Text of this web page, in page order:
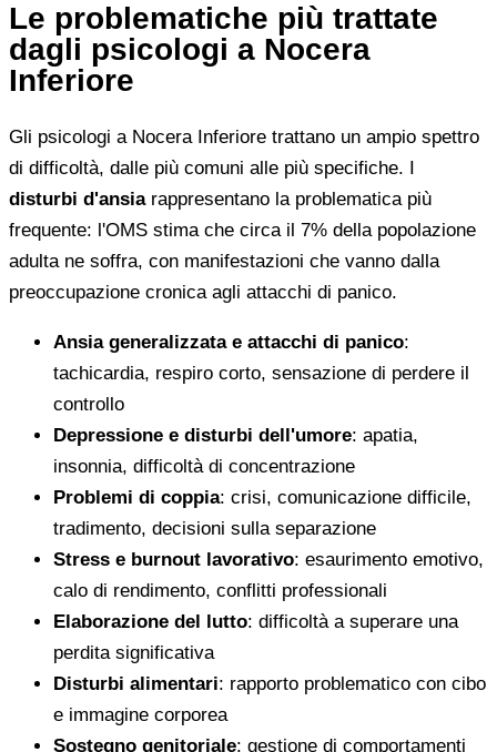
Le problematiche più trattate
dagli psicologi a Nocera
Inferiore
Gli psicologi a Nocera Inferiore trattano un ampio spettro
di difficoltà, dalle più comuni alle più specifiche. I
disturbi d'ansiarappresentano la problematica più
frequente: l'OMS stima che circa il 7% della popolazione
adulta ne soffra, con manifestazioni che vanno dalla
preoccupazione cronica agli attacchi di panico.
Ansia generalizzata e attacchi di panico:
tachicardia, respiro corto, sensazione di perdere il
controllo
Depressione e disturbi dell'umore: apatia,
insonnia, difficoltà di concentrazione
Problemi di coppia: crisi, comunicazione difficile,
tradimento, decisioni sulla separazione
Stress e burnout lavorativo: esaurimento emotivo,
calo di rendimento, conflitti professionali
Elaborazione del lutto: difficoltà a superare una
perdita significativa
Disturbi alimentari: rapporto problematico con cibo
e immagine corporea
Sostegno genitoriale: gestione di comportamenti